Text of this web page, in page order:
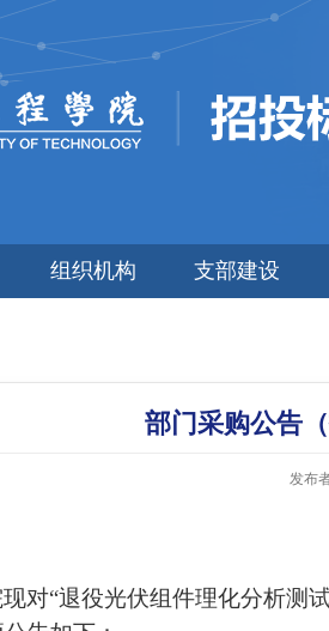
组织机构 支部建设
部门采购公告
发布
对“退役光伏组件理化分析测